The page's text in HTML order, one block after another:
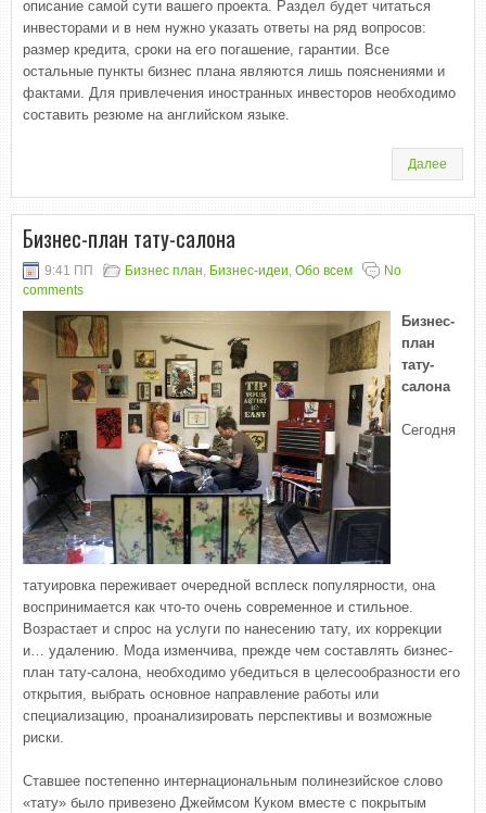
описание самой сути вашего проекта. Раздел будет читаться
инвесторами и в нем нужно указать ответы на ряд вопросов:
размер кредита, сроки на его погашение, гарантии. Все
остальные пункты бизнес плана являются лишь пояснениями и
фактами. Для привлечения иностранных инвесторов необходимо
составить резюме на английском языке.
Далее
Бизнес-план тату-салона
9:41 ПП Бизнес план, Бизнес-идеи, Обо всем
No
comments
Бизнес-
план
тату-
салона
Сегодня
татуировка переживает очередной всплеск популярности, она
воспринимается как что-то очень современное и стильное.
Возрастает и спрос на услуги по нанесению тату, их коррекции
и… удалению. Мода изменчива, прежде чем составлять бизнес-
план тату-салона, необходимо убедиться в целесообразности его
открытия, выбрать основное направление работы или
специализацию, проанализировать перспективы и возможные
риски.
Ставшее постепенно интернациональным полинезийское слово
«тату» было привезено Джеймсом Куком вместе с покрытым